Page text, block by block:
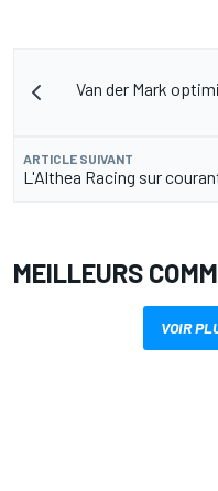
Van der Mark
ARTICLE SUIVANT
L'Althea Racing sur
MEILLEURS
VOIR